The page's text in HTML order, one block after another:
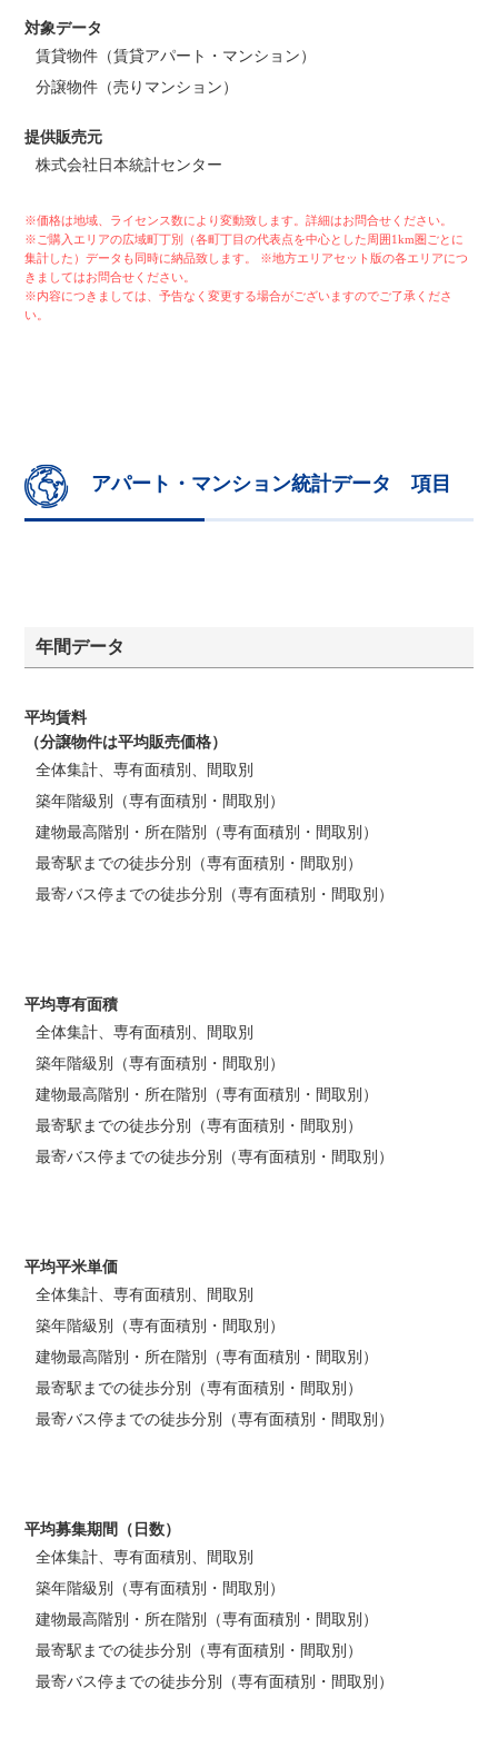
対象データ
賃貸物件（賃貸アパート・マンション）
分譲物件（売りマンション）
提供販売元
株式会社日本統計センター
※価格は地域、ライセンス数により変動致します。詳細はお問合せください。
※ご購入エリアの広域町丁別（各町丁目の代表点を中心とした周囲1km圏ごとに
集計した）データも同時に納品致します。 ※地方エリアセット版の各エリアにつ
きましてはお問合せください。
※内容につきましては、予告なく変更する場合がございますのでご了承くださ
い。
アパート・マンション統計データ 項目
年間データ
平均賃料
（分譲物件は平均販売価格）
全体集計、専有面積別、間取別
築年階級別（専有面積別・間取別）
建物最高階別・所在階別（専有面積別・間取別）
最寄駅までの徒歩分別（専有面積別・間取別）
最寄バス停までの徒歩分別（専有面積別・間取別）
平均専有面積
全体集計、専有面積別、間取別
築年階級別（専有面積別・間取別）
建物最高階別・所在階別（専有面積別・間取別）
最寄駅までの徒歩分別（専有面積別・間取別）
最寄バス停までの徒歩分別（専有面積別・間取別）
平均平米単価
全体集計、専有面積別、間取別
築年階級別（専有面積別・間取別）
建物最高階別・所在階別（専有面積別・間取別）
最寄駅までの徒歩分別（専有面積別・間取別）
最寄バス停までの徒歩分別（専有面積別・間取別）
平均募集期間（日数）
全体集計、専有面積別、間取別
築年階級別（専有面積別・間取別）
建物最高階別・所在階別（専有面積別・間取別）
最寄駅までの徒歩分別（専有面積別・間取別）
最寄バス停までの徒歩分別（専有面積別・間取別）